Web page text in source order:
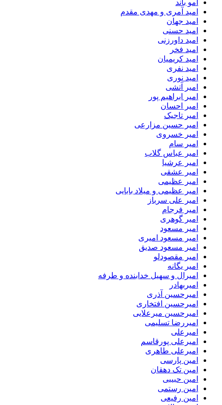
امو باند
امید آمری و مهدی مقدم
امید جهان
امید حسنی
امید داورزنی
امید فخر
امید کریمیان
امید نفری
امید نوری
امیر آتشی
امیر ابراهیم پور
امیر احسان
امیر تاجیک
امیر حسین مزارعی
امیر خسروی
امیر سام
امیر عباس گلاب
امیر عرشیا
امیر عشقی
امیر عظیمی
امیر عظیمی و میلاد بابایی
امیر علی سرباز
امیر فرجام
امیر گوهری
امیر مسعود
امیر مسعود امیری
امیر مسعود صدیق
امیر مقصودلو
امیر یگانه
امیرال و سهیل خدابنده و طرفه
امیربهادر
امیرحسین آذری
امیرحسین افتخاری
امیرحسین میرعلایی
امیررضا تسلیمی
امیرعلی
امیرعلی پورقاسم
امیرعلی طاهری
امین پارسی
امین تک دهقان
امین حبیبی
امین رستمی
امین رفیعی